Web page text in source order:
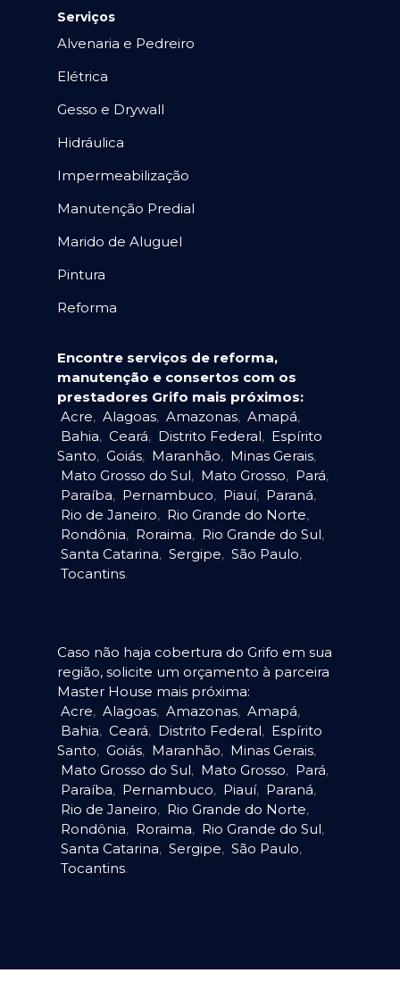
Serviços
Alvenaria e Pedreiro
Elétrica
Gesso e Drywall
Hidráulica
Impermeabilização
Manutenção Predial
Marido de Aluguel
Pintura
Reforma
Encontre serviços de reforma,
manutenção e consertos com os
prestadores Grifo mais próximos:
Acre, Alagoas, Amazonas, Amapá,
Bahia, Ceará, Distrito Federal, Espírito
Santo, Goiás, Maranhão, Minas Gerais,
Mato Grosso do Sul, Mato Grosso, Pará,
Paraíba, Pernambuco, Piauí, Paraná,
Rio de Janeiro, Rio Grande do Norte,
Rondônia, Roraima, Rio Grande do Sul,
Santa Catarina, Sergipe, São Paulo,
Tocantins.
Caso não haja cobertura do Grifo em sua
região, solicite um orçamento à parceira
Master House mais próxima:
Acre, Alagoas, Amazonas, Amapá,
Bahia, Ceará, Distrito Federal, Espírito
Santo, Goiás, Maranhão, Minas Gerais,
Mato Grosso do Sul, Mato Grosso, Pará,
Paraíba, Pernambuco, Piauí, Paraná,
Rio de Janeiro, Rio Grande do Norte,
Rondônia, Roraima, Rio Grande do Sul,
Santa Catarina, Sergipe, São Paulo,
Tocantins.